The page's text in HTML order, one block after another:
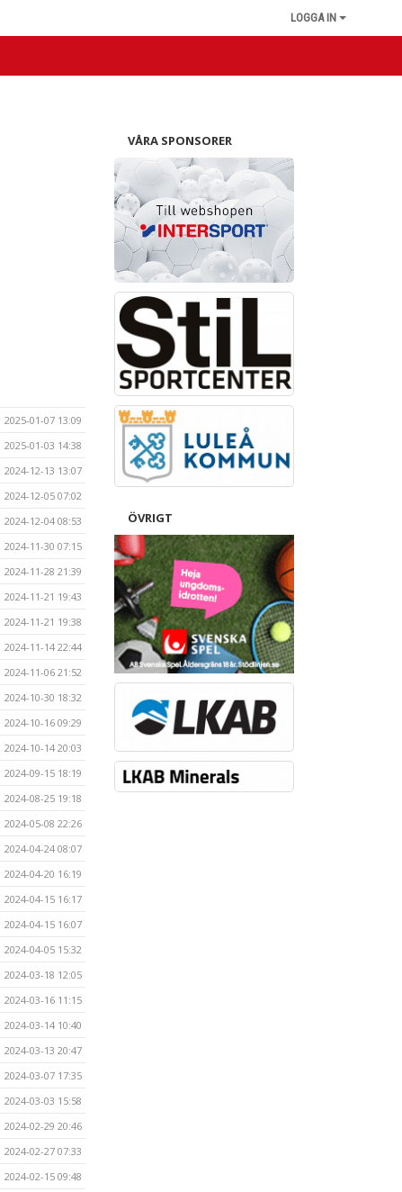
LOGGA IN
2025-01-07 13:09
2025-01-03 14:38
2024-12-13 13:07
2024-12-05 07:02
2024-12-04 08:53
2024-11-30 07:15
2024-11-28 21:39
2024-11-21 19:43
2024-11-21 19:38
2024-11-14 22:44
2024-11-06 21:52
2024-10-30 18:32
2024-10-16 09:29
2024-10-14 20:03
2024-09-15 18:19
2024-08-25 19:18
2024-05-08 22:26
2024-04-24 08:07
2024-04-20 16:19
2024-04-15 16:17
2024-04-15 16:07
2024-04-05 15:32
2024-03-18 12:05
2024-03-16 11:15
2024-03-14 10:40
2024-03-13 20:47
2024-03-07 17:35
2024-03-03 15:58
2024-02-29 20:46
2024-02-27 07:33
2024-02-15 09:48
VÅRA SPONSORER
ÖVRIGT